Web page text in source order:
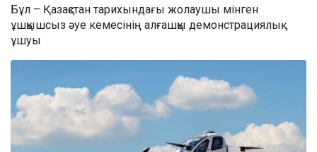
Бұл – Қазақстан тарихындағы жолаушы мінген
ұшқышсыз әуе кемесінің алғашқы демонстрациялық
ұшуы